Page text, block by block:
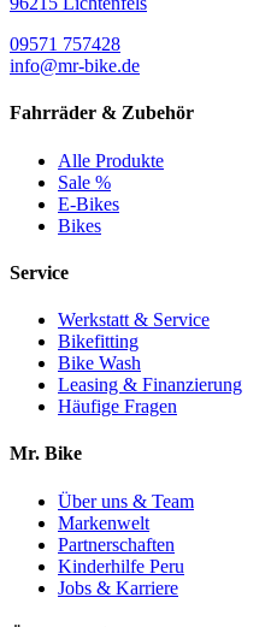
09571 757428
info@mr-bike.de
Fahrräder & Zubehör
Alle Produkte
Sale %
E-Bikes
Bikes
Service
Werkstatt & Service
Bikefitting
Bike Wash
Leasing & Finanzierung
Häufige Fragen
Mr. Bike
Über uns & Team
Markenwelt
Partnerschaften
Kinderhilfe Peru
Jobs & Karriere